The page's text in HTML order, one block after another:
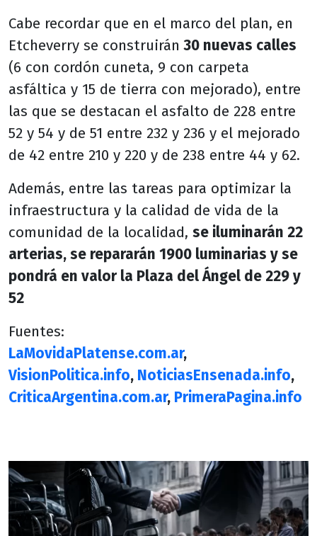
Cabe recordar que en el marco del plan, en
Etcheverry se construirán30 nuevas calles
(6 con cordón cuneta, 9 con carpeta
asfáltica y 15 de tierra con mejorado), entre
las que se destacan el asfalto de 228 entre
52 y 54 y de 51 entre 232 y 236 y el mejorado
de 42 entre 210 y 220 y de 238 entre 44 y 62.
Además, entre las tareas para optimizar la
infraestructura y la calidad de vida de la
comunidad de la localidad, se iluminarán 22
arterias, se repararán 1900 luminarias y se
pondrá en valor la Plaza del Ángel de 229 y
52
Fuentes:
LaMovidaPlatense.com.ar,
VisionPolitica.info, NoticiasEnsenada.info,
CriticaArgentina.com.ar, PrimeraPagina.info